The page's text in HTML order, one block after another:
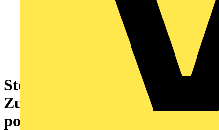
Stecker,mit
Zugentlastungsgehäuse,3-
polig,schwarz